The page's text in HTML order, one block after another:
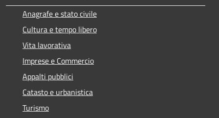
Anagrafe e stato civile
Cultura e tempo libero
Vita lavorativa
Imprese e Commercio
Appalti pubblici
Catasto e urbanistica
Turismo